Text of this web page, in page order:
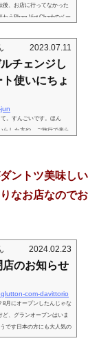
後、お店に行ってなかった
うPham Viet Chanhのベー
店で食べてもデリバリーで
地の個性に近いものは他に
2023.07.11
チェンジし
使いにちょ
。すんごいです。ほん
らした方や、ご旅行で来ら
ントツ美味しい
なお店なのでお
2024.02.23
店のお知らせ
com-davittorio
8月にオープンしたんじゃな
、グランオープンはいま
です日本の方にも大人気の
ってのグランドオープニン